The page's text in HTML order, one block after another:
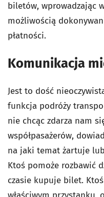
biletów, wprowadzając
możliwością
płatności.
Komunikacja
Jest to dość
funkcja podróży
nie chcąc zdarza nam
współpasażerów,
na jaki temat żartuje
Ktoś pomoże rozbawić
czasie kupuje bilet.